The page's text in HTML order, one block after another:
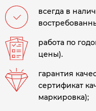
всегда в
работа по
цены).
гарантия
сертификат
маркировка);